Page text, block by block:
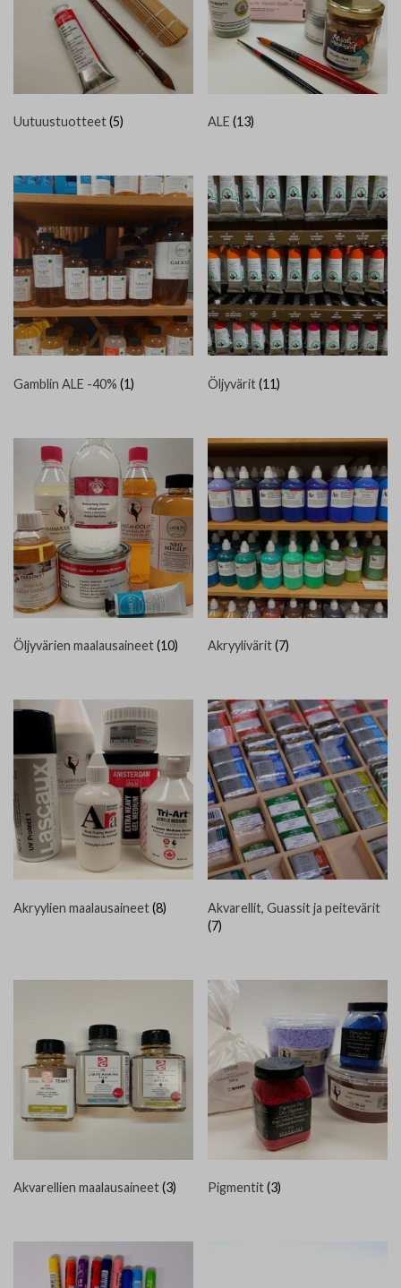
Yhteystiedot
Jäsenluettelo
Jäsensivu
Uutuustuotteet(5) ALE(13)
Gamblin ALE -40% (1) Öljyvärit(11)
Öljyvärien maalausaineet(10) Akryylivärit(7)
Akryylien maalausaineet(8)
Akvarellit, Guassit ja peitevärit
(7)
Akvarellien maalausaineet(3) Pigmentit(3)